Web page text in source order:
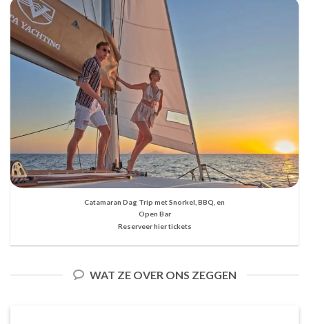
Catamaran Dag Trip met Snorkel, BBQ, en
Open Bar
Reserveer hier tickets
WAT ZE OVER ONS ZEGGEN